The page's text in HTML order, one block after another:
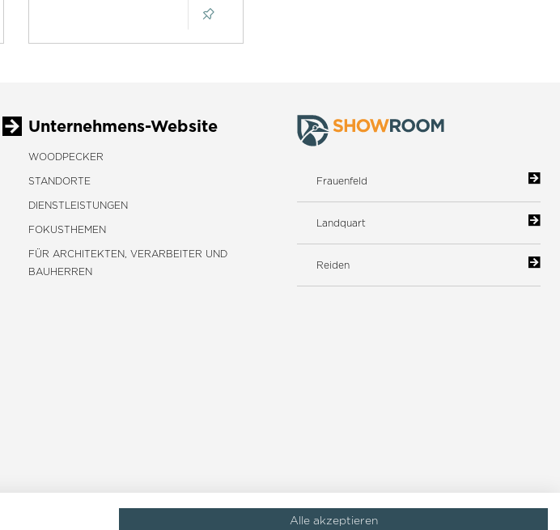
Unternehmens-Website
WOODPECKER
STANDORTE
DIENSTLEISTUNGEN
FOKUSTHEMEN
FÜR ARCHITEKTEN, VERARBEITER UND
BAUHERREN
Frauenfeld
Landquart
Reiden
Alle akzeptieren